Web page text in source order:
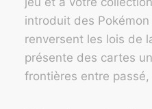
introduit des
renversent les lois de
présente des cartes
frontières entre